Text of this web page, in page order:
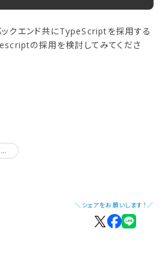
ックエンド共にTypeScriptを採用する
の採用を検討してみてくださ
＼シェアをお願いします！／